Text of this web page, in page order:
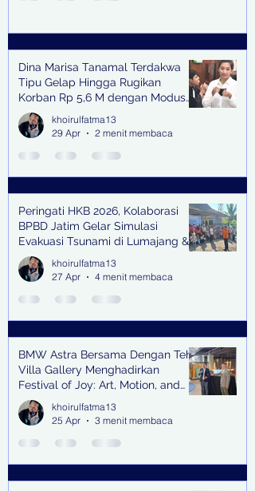
Dina Marisa Tanamal Terdakwa
Tipu Gelap Hingga Rugikan
Korban Rp 5,6 M dengan Modus
Kerja Sama Impor Bodong
khoirulfatma13
29 Apr
2 menit membaca
Peringati HKB 2026, Kolaborasi
BPBD Jatim Gelar Simulasi
Evakuasi Tsunami di Lumajang &
Trenggalek
khoirulfatma13
27 Apr
4 menit membaca
BMW Astra Bersama Dengan Teh
Villa Gallery Menghadirkan
Festival of Joy: Art, Motion, and
Scent
khoirulfatma13
25 Apr
3 menit membaca